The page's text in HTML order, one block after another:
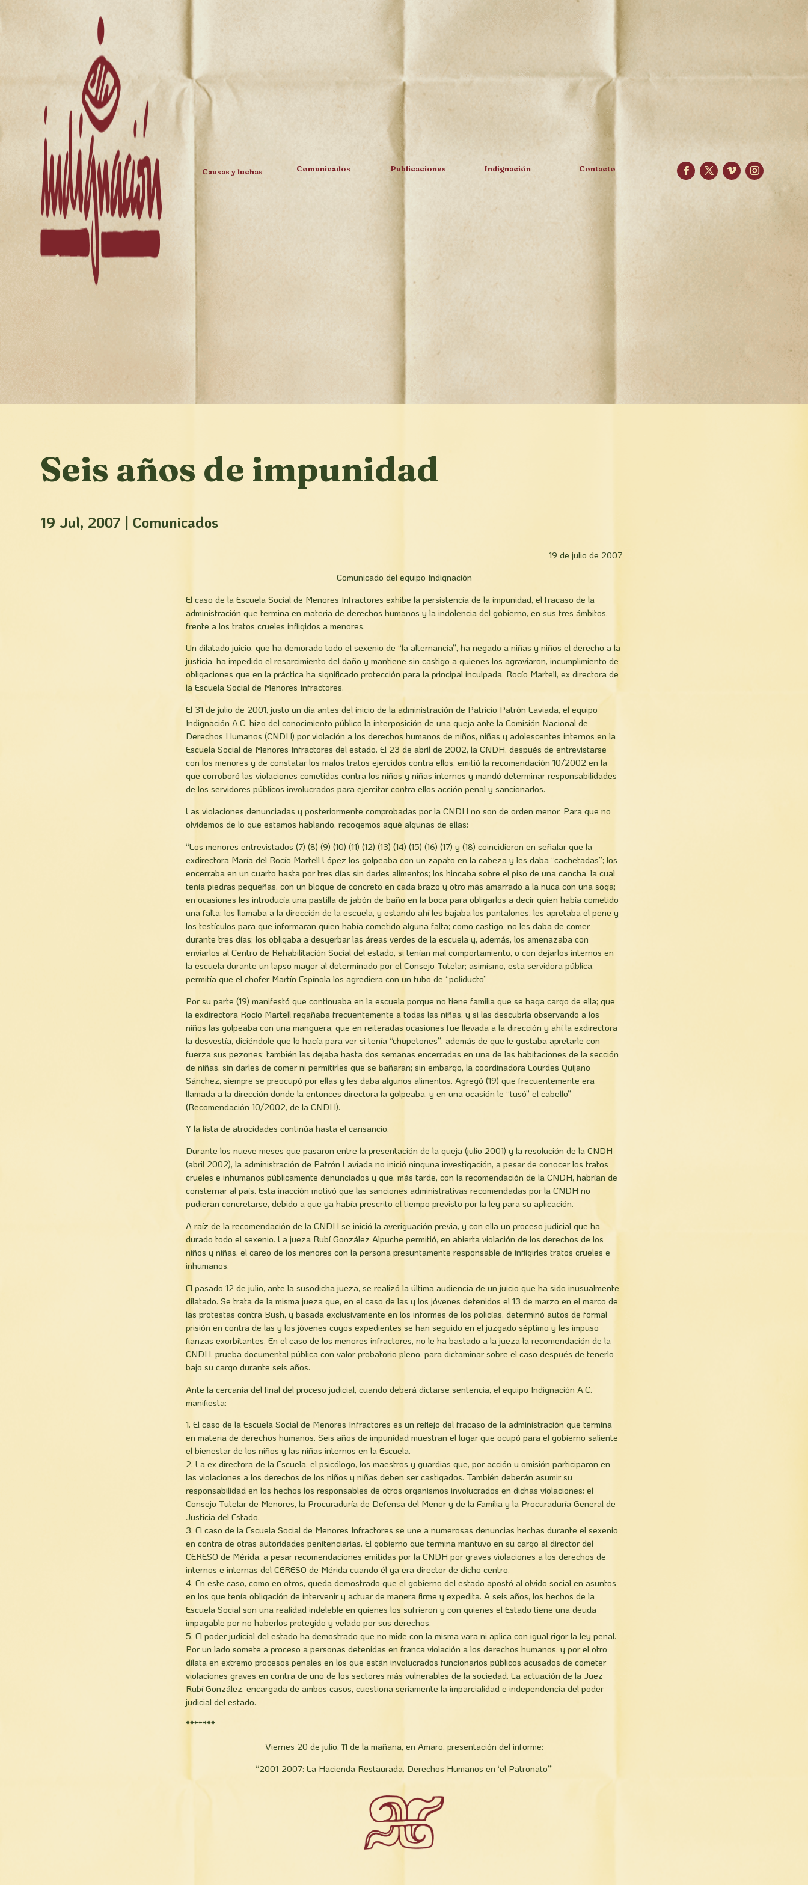
Causas y luchas Comunicados Publicaciones Indignación Contacto
Seis años de impunidad
19 Jul, 2007 | Comunicados
19 de julio de 2007
Comunicado del equipo Indignación
El caso de la Escuela Social de Menores Infractores exhibe la persistencia de la impunidad, el fracaso de la
administración que termina en materia de derechos humanos y la indolencia del gobierno, en sus tres ámbitos,
frente a los tratos crueles infligidos a menores.
Un dilatado juicio, que ha demorado todo el sexenio de “la alternancia”, ha negado a niñas y niños el derecho a la
justicia, ha impedido el resarcimiento del daño y mantiene sin castigo a quienes los agraviaron, incumplimiento de
obligaciones que en la práctica ha significado protección para la principal inculpada, Rocí­o Martell, ex directora de
la Escuela Social de Menores Infractores.
El 31 de julio de 2001, justo un día antes del inicio de la administración de Patricio Patrón Laviada, el equipo
Indignación A.C. hizo del conocimiento público la interposición de una queja ante la Comisión Nacional de
Derechos Humanos (CNDH) por violación a los derechos humanos de niños, niñas y adolescentes internos en la
Escuela Social de Menores Infractores del estado. El 23 de abril de 2002, la CNDH, después de entrevistarse
con los menores y de constatar los malos tratos ejercidos contra ellos, emitió la recomendación 10/2002 en la
que corroboró las violaciones cometidas contra los niños y niñas internos y mandó determinar responsabilidades
de los servidores públicos involucrados para ejercitar contra ellos acción penal y sancionarlos.
Las violaciones denunciadas y posteriormente comprobadas por la CNDH no son de orden menor. Para que no
olvidemos de lo que estamos hablando, recogemos aqué­ algunas de ellas:
“Los menores entrevistados (7) (8) (9) (10) (11) (12) (13) (14) (15) (16) (17) y (18) coincidieron en señalar que la
exdirectora Marí­a del Rocí­o Martell López los golpeaba con un zapato en la cabeza y les daba “cachetadas”; los
encerraba en un cuarto hasta por tres días sin darles alimentos; los hincaba sobre el piso de una cancha, la cual
tenía piedras pequeñas, con un bloque de concreto en cada brazo y otro más amarrado a la nuca con una soga;
en ocasiones les introducí­a una pastilla de jabón de baño en la boca para obligarlos a decir quien había cometido
una falta; los llamaba a la dirección de la escuela, y estando ahí­ les bajaba los pantalones, les apretaba el pene y
los testí­culos para que informaran quien había cometido alguna falta; como castigo, no les daba de comer
durante tres días; los obligaba a desyerbar las áreas verdes de la escuela y, además, los amenazaba con
enviarlos al Centro de Rehabilitación Social del estado, si tenían mal comportamiento, o con dejarlos internos en
la escuela durante un lapso mayor al determinado por el Consejo Tutelar; asimismo, esta servidora pública,
permití­a que el chofer Martí­n Espínola los agrediera con un tubo de “poliducto”
Por su parte (19) manifestó que continuaba en la escuela porque no tiene familia que se haga cargo de ella; que
la exdirectora Rocí­o Martell regañaba frecuentemente a todas las niñas, y si las descubría observando a los
niños las golpeaba con una manguera; que en reiteradas ocasiones fue llevada a la dirección y ahí­ la exdirectora
la desvestí­a, diciéndole que lo hací­a para ver si tenía “chupetones”, además de que le gustaba apretarle con
fuerza sus pezones; también las dejaba hasta dos semanas encerradas en una de las habitaciones de la sección
de niñas, sin darles de comer ni permitirles que se bañaran; sin embargo, la coordinadora Lourdes Quijano
Sánchez, siempre se preocupó por ellas y les daba algunos alimentos. Agregó (19) que frecuentemente era
llamada a la dirección donde la entonces directora la golpeaba, y en una ocasión le “tusó” el cabello”
(Recomendación 10/2002, de la CNDH).
Y la lista de atrocidades continúa hasta el cansancio.
Durante los nueve meses que pasaron entre la presentación de la queja (julio 2001) y la resolución de la CNDH
(abril 2002), la administración de Patrón Laviada no inició ninguna investigación, a pesar de conocer los tratos
crueles e inhumanos públicamente denunciados y que, más tarde, con la recomendación de la CNDH, habrí­an de
consternar al país. Esta inacción motivó que las sanciones administrativas recomendadas por la CNDH no
pudieran concretarse, debido a que ya había prescrito el tiempo previsto por la ley para su aplicación.
A raíz de la recomendación de la CNDH se inició la averiguación previa, y con ella un proceso judicial que ha
durado todo el sexenio. La jueza Rubí­ González Alpuche permitió, en abierta violación de los derechos de los
niños y niñas, el careo de los menores con la persona presuntamente responsable de infligirles tratos crueles e
inhumanos.
El pasado 12 de julio, ante la susodicha jueza, se realizó la última audiencia de un juicio que ha sido inusualmente
dilatado. Se trata de la misma jueza que, en el caso de las y los jóvenes detenidos el 13 de marzo en el marco de
las protestas contra Bush, y basada exclusivamente en los informes de los policías, determinó autos de formal
prisión en contra de las y los jóvenes cuyos expedientes se han seguido en el juzgado séptimo y les impuso
fianzas exorbitantes. En el caso de los menores infractores, no le ha bastado a la jueza la recomendación de la
CNDH, prueba documental pública con valor probatorio pleno, para dictaminar sobre el caso después de tenerlo
bajo su cargo durante seis años.
Ante la cercaní­a del final del proceso judicial, cuando deberá dictarse sentencia, el equipo Indignación A.C.
manifiesta:
1. El caso de la Escuela Social de Menores Infractores es un reflejo del fracaso de la administración que termina
en materia de derechos humanos. Seis años de impunidad muestran el lugar que ocupó para el gobierno saliente
el bienestar de los niños y las niñas internos en la Escuela.
2. La ex directora de la Escuela, el psicólogo, los maestros y guardias que, por acción u omisión participaron en
las violaciones a los derechos de los niños y niñas deben ser castigados. También deberán asumir su
responsabilidad en los hechos los responsables de otros organismos involucrados en dichas violaciones: el
Consejo Tutelar de Menores, la Procuraduría de Defensa del Menor y de la Familia y la Procuraduría General de
Justicia del Estado.
3. El caso de la Escuela Social de Menores Infractores se une a numerosas denuncias hechas durante el sexenio
en contra de otras autoridades penitenciarias. El gobierno que termina mantuvo en su cargo al director del
CERESO de Mérida, a pesar recomendaciones emitidas por la CNDH por graves violaciones a los derechos de
internos e internas del CERESO de Mérida cuando él ya era director de dicho centro.
4. En este caso, como en otros, queda demostrado que el gobierno del estado apostó al olvido social en asuntos
en los que tenía obligación de intervenir y actuar de manera firme y expedita. A seis años, los hechos de la
Escuela Social son una realidad indeleble en quienes los sufrieron y con quienes el Estado tiene una deuda
impagable por no haberlos protegido y velado por sus derechos.
5. El poder judicial del estado ha demostrado que no mide con la misma vara ni aplica con igual rigor la ley penal.
Por un lado somete a proceso a personas detenidas en franca violación a los derechos humanos, y por el otro
dilata en extremo procesos penales en los que están involucrados funcionarios públicos acusados de cometer
violaciones graves en contra de uno de los sectores más vulnerables de la sociedad. La actuación de la Juez
Rubí­ González, encargada de ambos casos, cuestiona seriamente la imparcialidad e independencia del poder
judicial del estado.
*******
Viernes 20 de julio, 11 de la mañana, en Amaro, presentación del informe:
“2001-2007: La Hacienda Restaurada. Derechos Humanos en ‘el Patronato’”